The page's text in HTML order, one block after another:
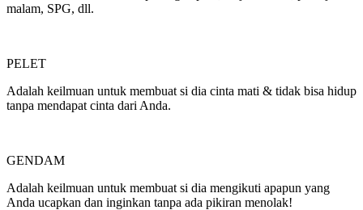
malam, SPG, dll.
PELET
Adalah keilmuan untuk membuat si dia cinta mati & tidak bisa hidup
tanpa mendapat cinta dari Anda.
GENDAM
Adalah keilmuan untuk membuat si dia mengikuti apapun yang
Anda ucapkan dan inginkan tanpa ada pikiran menolak!